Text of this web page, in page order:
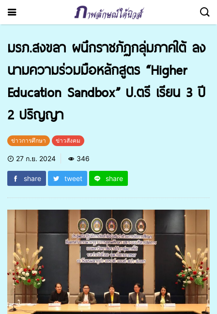
มรภ.สงขลา ผนึกราชภัฏกลุ่มภาคใต้ ลง
นามความร่วมมือหลักสูตร “Higher
Education Sandbox” ป.ตรี เรียน 3 ปี
2 ปริญญา
ข่าวการศึกษา ข่าวสังคม
27 ก.ย. 2024 346
share tweet share